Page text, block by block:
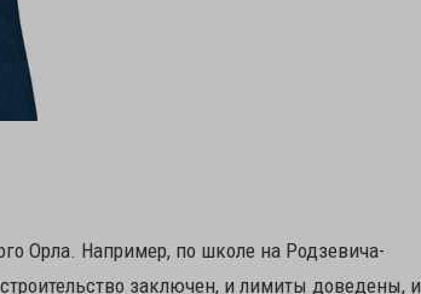
Орла. Например, по школе на Родзевича-
заключен, и лимиты доведены, и